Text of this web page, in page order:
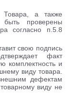
а также
быть проверены
согласно п.5.8
свою подпись
факт
комплектность и
виду товара.
дефектам
виду не